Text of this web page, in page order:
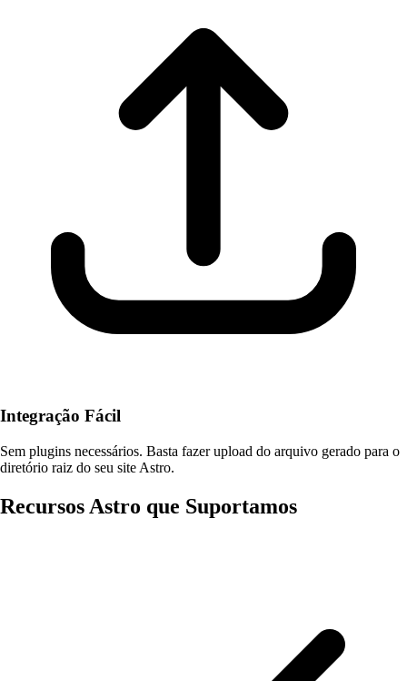
Integração Fácil
Sem plugins necessários. Basta fazer upload do arquivo gerado para o
diretório raiz do seu site Astro.
Recursos Astro que Suportamos